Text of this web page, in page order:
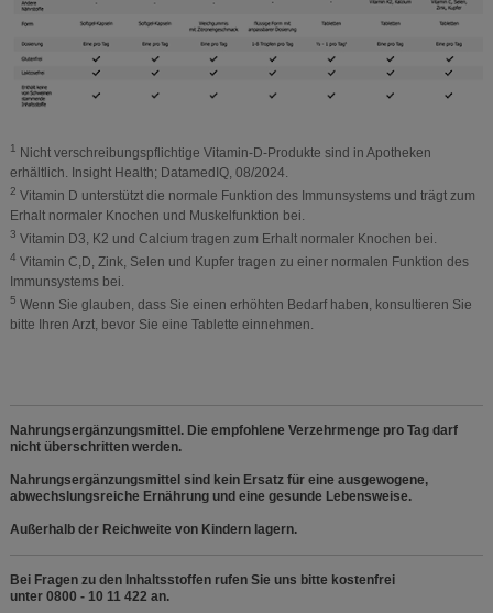
1 Nicht verschreibungspflichtige Vitamin-D-Produkte sind in Apotheken
erhältlich. Insight Health; DatamedIQ, 08/2024.
2 Vitamin D unterstützt die normale Funktion des Immunsystems und trägt zum
Erhalt normaler Knochen und Muskelfunktion bei.
3 Vitamin D3, K2 und Calcium tragen zum Erhalt normaler Knochen bei.
4 Vitamin C,D, Zink, Selen und Kupfer tragen zu einer normalen Funktion des
Immunsystems bei.
5 Wenn Sie glauben, dass Sie einen erhöhten Bedarf haben, konsultieren Sie
bitte Ihren Arzt, bevor Sie eine Tablette einnehmen.
Nahrungsergänzungsmittel. Die empfohlene Verzehrmenge pro Tag darf
nicht überschritten werden.
Nahrungsergänzungsmittel sind kein Ersatz für eine ausgewogene,
abwechslungsreiche Ernährung und eine gesunde Lebensweise.
Außerhalb der Reichweite von Kindern lagern.
Bei Fragen zu den Inhaltsstoffen rufen Sie uns bitte kostenfrei
unter 0800 - 10 11 422 an.